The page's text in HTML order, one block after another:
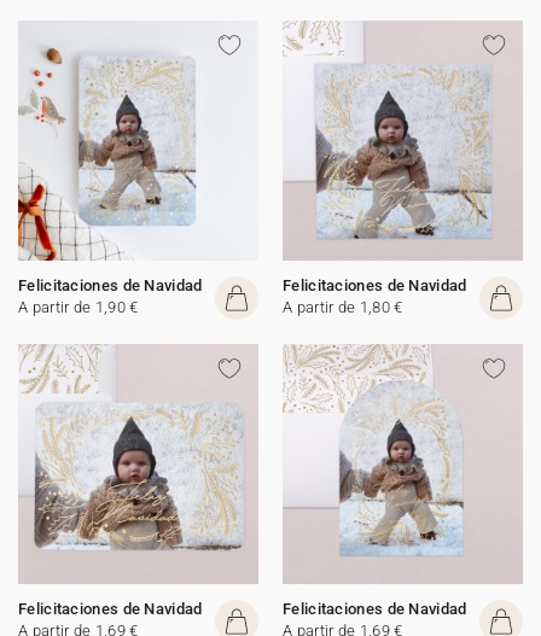
Felicitaciones de Navidad
A partir de 1,90 €
Felicitaciones de Navidad
A partir de 1,80 €
Felicitaciones de Navidad
A partir de 1,69 €
Felicitaciones de Navidad
A partir de 1,69 €